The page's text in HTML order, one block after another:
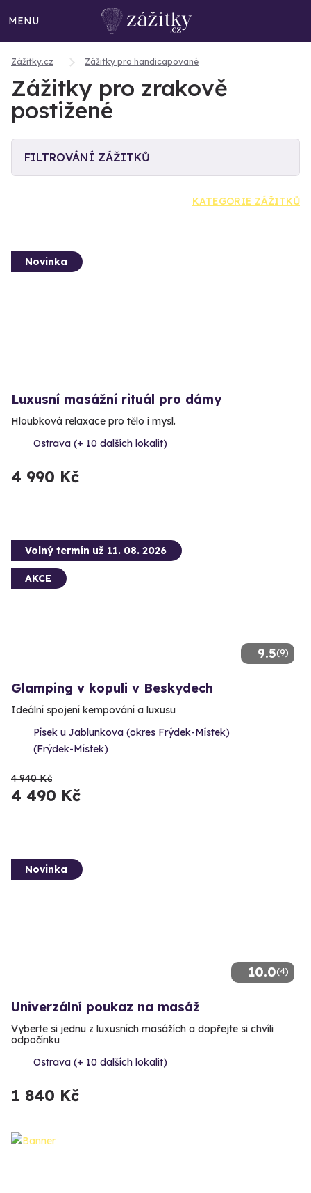
MENU
Zážitky.cz Zážitky pro handicapované
Zážitky pro zrakově
postižené
FILTROVÁNÍ ZÁŽITKŮ
KATEGORIE ZÁŽITKŮ
Novinka
Luxusní masážní rituál pro dámy
Hloubková relaxace pro tělo i mysl.
Ostrava (+ 10 dalších lokalit)
4 990 Kč
9.5(9)
Volný termín už 11. 08. 2026
AKCE
Glamping v kopuli v Beskydech
Ideální spojení kempování a luxusu
Písek u Jablunkova (okres Frýdek-Místek)
(Frýdek-Místek)
4 940 Kč
4 490 Kč
10.0(4)
Novinka
Univerzální poukaz na masáž
Vyberte si jednu z luxusních masážích a dopřejte si chvíli
odpočínku
Ostrava (+ 10 dalších lokalit)
1 840 Kč